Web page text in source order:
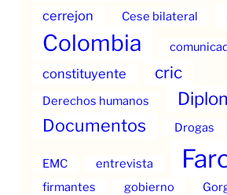
cerrejon Cese bilateral
Colombia
constituyente cric
Derechos humanos
Documentos Drogas
EMC entrevista
firmantes gobierno